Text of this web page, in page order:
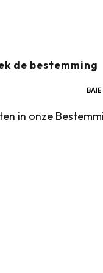
de bestemming
favoris
in onze